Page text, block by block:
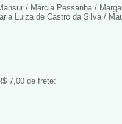
/ Márcia Pessanha /
Luiza de Castro da Silva /
7,00 de frete: